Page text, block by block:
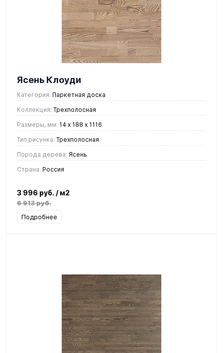
Ясень Клоуди
Категория: Паркетная доска
Коллекция: Трехполосная
Размеры, мм: 14 х 188 х 1116
Тип рисунка: Трехполосная
Порода дерева: Ясень
Страна: Россия
3 996 руб. / м2
6 913 руб.
Подробнее